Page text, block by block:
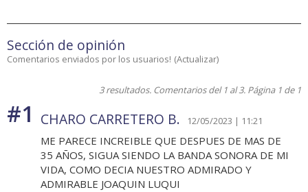
Sección de opinión
Comentarios enviados por los usuarios! (Actualizar)
3 resultados. Comentarios del 1 al 3. Página 1 de 1
#1 CHARO CARRETERO B. 12/05/2023 | 11:21
ME PARECE INCREIBLE QUE DESPUES DE MAS DE
35 AÑOS, SIGUA SIENDO LA BANDA SONORA DE MI
VIDA, COMO DECIA NUESTRO ADMIRADO Y
ADMIRABLE JOAQUIN LUQUI